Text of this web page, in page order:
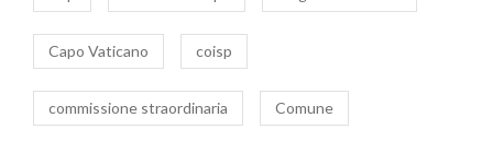
Capo Vaticano coisp
commissione straordinaria Comune